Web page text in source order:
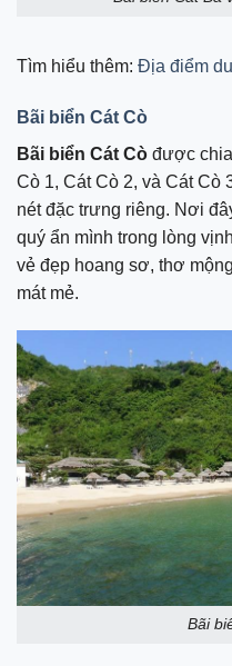
Tìm hiểu thêm: Địa điểm
Bãi biển Cát Cò
Bãi biển Cát Cò được
Cò 1, Cát Cò 2, và Cát Cò
nét đặc trưng riêng. Nơi
quý ẩn mình trong lòng
vẻ đẹp hoang sơ, thơ
mát mẻ.
Bãi